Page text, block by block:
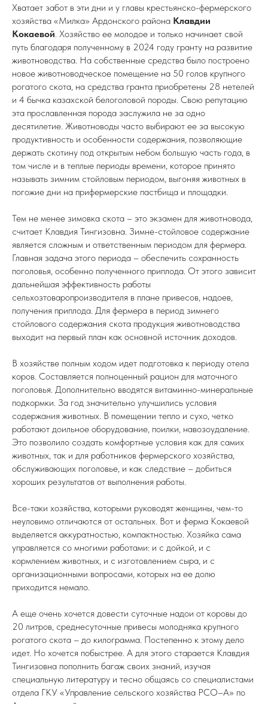
Хватает забот в эти дни и у главы крестьянско-фермерского
хозяйства «Милка» Ардонского района Клавдии
Кокаевой. Хозяйство ее молодое и только начинает свой
путь благодаря полученному в 2024 году гранту на развитие
животноводства. На собственные средства было построено
новое животноводческое помещение на 50 голов крупного
рогатого скота, на средства гранта приобретены 28 нетелей
и 4 бычка казахской белоголовой породы. Свою репутацию
эта прославленная порода заслужила не за одно
десятилетие. Животноводы часто выбирают ее за высокую
продуктивность и особенности содержания, позволяющие
держать скотину под открытым небом большую часть года, в
том числе и в теплые периоды времени, которое принято
называть зимним стойловым периодом, выгоняя животных в
погожие дни на прифермерские пастбища и площадки.
Тем не менее зимовка скота – это экзамен для животновода,
считает Клавдия Тингизовна. Зимне-стойловое содержание
является сложным и ответственным периодом для фермера.
Главная задача этого периода – обеспечить сохранность
поголовья, особенно полученного приплода. От этого зависит
дальнейшая эффективность работы
сельхозтоваропроизводителя в плане привесов, надоев,
получения приплода. Для фермера в период зимнего
стойлового содержания скота продукция животноводства
выходит на первый план как основной источник доходов.
В хозяйстве полным ходом идет подготовка к периоду отела
коров. Составляется полноценный рацион для маточного
поголовья. Дополнительно вводятся витаминно-минеральные
подкормки. За год значительно улучшились условия
содержания животных. В помещении тепло и сухо, четко
работают доильное оборудование, поилки, навозоудаление.
Это позволило создать комфортные условия как для самих
животных, так и для работников фермерского хозяйства,
обслуживающих поголовье, и как следствие – добиться
хороших результатов от выполнения работы.
Все-таки хозяйства, которыми руководят женщины, чем-то
неуловимо отличаются от остальных. Вот и ферма Кокаевой
выделяется аккуратностью, компактностью. Хозяйка сама
управляется со многими работами: и с дойкой, и с
кормлением животных, и с изготовлением сыра, и с
организационными вопросами, которых на ее долю
приходится немало.
А еще очень хочется довести суточные надои от коровы до
20 литров, среднесуточные привесы молодняка крупного
рогатого скота – до килограмма. Постепенно к этому дело
идет. Но хочется побыстрее. А для этого старается Клавдия
Тингизовна пополнить багаж своих знаний, изучая
специальную литературу и тесно общаясь со специалистами
отдела ГКУ «Управление сельского хозяйства РСО–А» по